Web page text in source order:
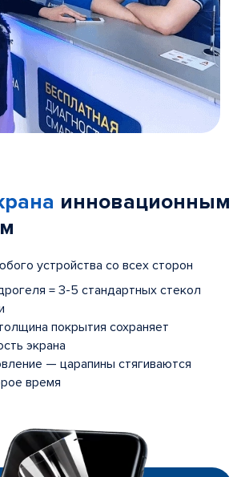
инновационным
устройства со всех сторон
= 3-5 стандартных стекол
покрытия сохраняет
экрана
— царапины стягиваются
время